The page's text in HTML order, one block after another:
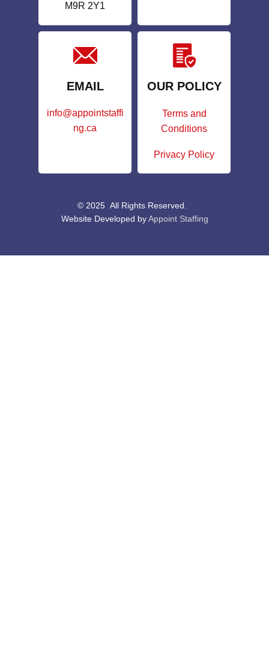
M9R 2Y1
EMAIL
info@appointstaffi
ng.ca
OUR POLICY
Terms and
Conditions
Privacy Policy
© 2025 All Rights Reserved.
Website Developed byAppoint Staffing